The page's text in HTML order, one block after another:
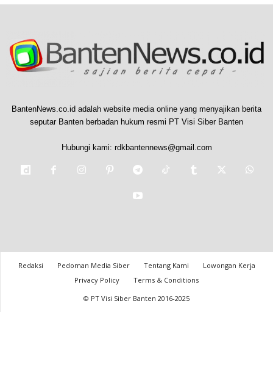
BantenNews.co.id adalah website media online yang menyajikan berita
seputar Banten berbadan hukum resmi PT Visi Siber Banten
Hubungi kami: rdkbantennews@gmail.com
Redaksi Pedoman Media Siber Tentang Kami
Lowongan Kerja
Privacy Policy
Terms & Conditions
© PT Visi Siber Banten 2016-2025